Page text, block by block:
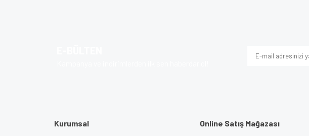
Kurumsal Online Satış Mağazası